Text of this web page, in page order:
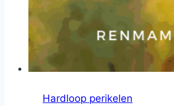
Hardloop perikelen